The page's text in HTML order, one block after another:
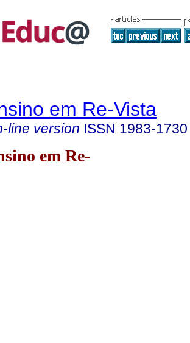
em Re-Vista
line version ISSN 1983-1730
em Re-